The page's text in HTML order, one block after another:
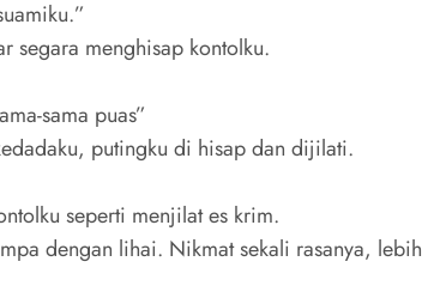
menghisap kontolku.
sama puas”
putingku di hisap dan dijilati.
seperti menjilat es krim.
dengan lihai. Nikmat sekali rasanya, lebih